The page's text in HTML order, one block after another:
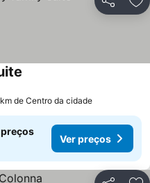
Partilhar
de Centro da cidade
preços
Ver preços